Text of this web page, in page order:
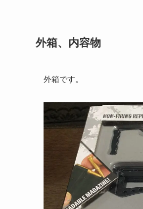
外箱、内容物
外箱です。